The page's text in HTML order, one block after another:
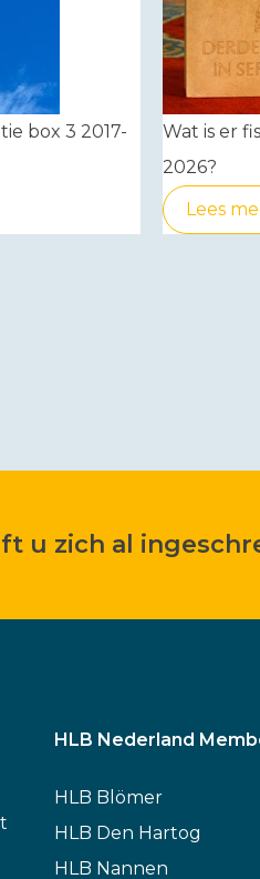
box 3 2017-
Wat is er
2026?
Lees
u zich al
HLB Nederland
HLB Blömer
HLB Den Hartog
HLB Nannen